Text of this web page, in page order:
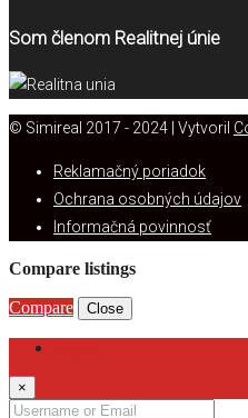
Som členom Realitnej únie
© Simireal 2017 - 2024 | Vytvoril
Reklamačný poriadok
Ochrana osobných údajov
Informačná povinnosť
Compare listings
Compare Close
×